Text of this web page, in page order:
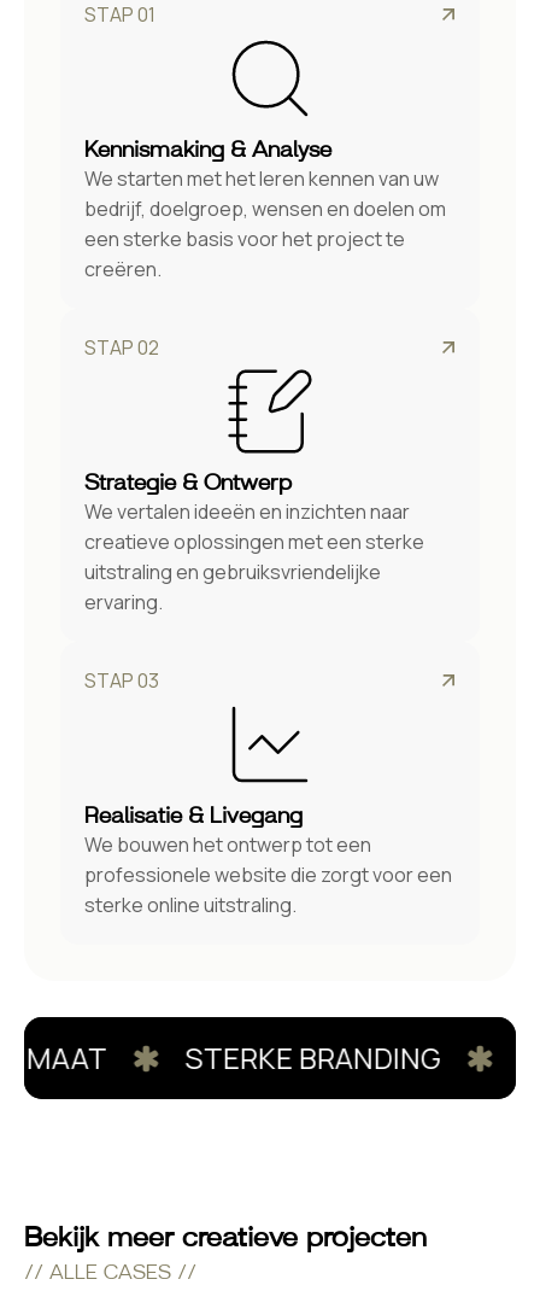
STAP 01
Kennismaking & Analyse
We starten met het leren kennen van uw
bedrijf, doelgroep, wensen en doelen om
een sterke basis voor het project te
creëren.
STAP 02
Strategie & Ontwerp
We vertalen ideeën en inzichten naar
creatieve oplossingen met een sterke
uitstraling en gebruiksvriendelijke
ervaring.
STAP 03
Realisatie & Livegang
We bouwen het ontwerp tot een
professionele website die zorgt voor een
sterke online uitstraling.
STERKE BRANDING
Bekijk meer creatieve projecten
// ALLE CASES //